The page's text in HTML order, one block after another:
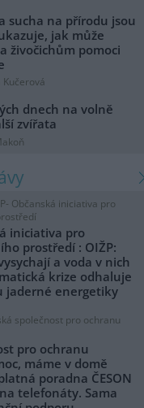
sucha na přírodu jsou
jak může
živočichům pomoci
dnech na volně
zvířata
Občanská iniciativa pro
iniciativa pro
prostředí : OIŽP:
a voda v nich
krize odhaluje
jaderné energetiky
společnost pro ochranu
pro ochranu
máme v domě
poradna ČESON
telefonáty. Sama